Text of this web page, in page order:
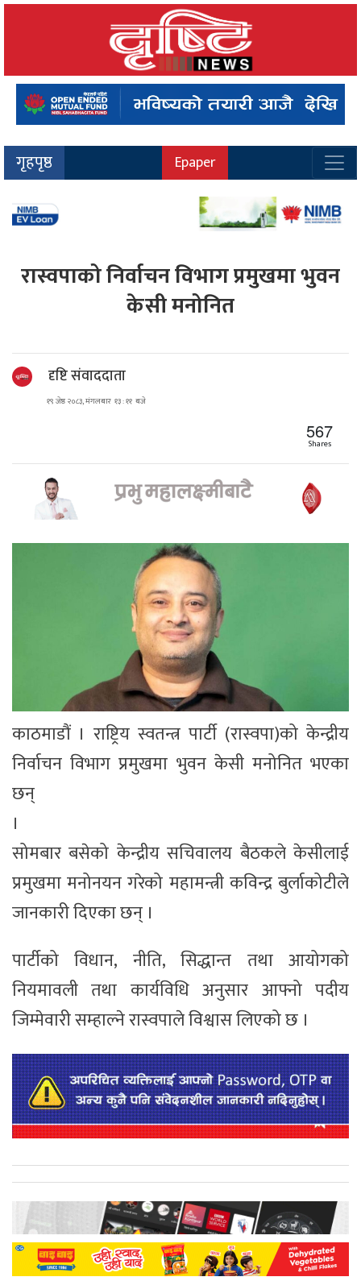
गृहपृष्ठ Epaper
रास्वपाको निर्वाचन विभाग प्रमुखमा भुवन
केसी मनोनित
दृष्टि संवाददाता
१९ जेष्ठ २०८३, मंगलबार १३ : ११ बजे
567
Shares
काठमाडौं । राष्ट्रिय स्वतन्त्र पार्टी (रास्वपा)को केन्द्रीय
निर्वाचन विभाग प्रमुखमा भुवन केसी मनोनित भएका
छन्
।
सोमबार बसेको केन्द्रीय सचिवालय बैठकले केसीलाई
प्रमुखमा मनोनयन गरेको महामन्त्री कविन्द्र बुर्लाकोटीले
जानकारी दिएका छन् ।
पार्टीको विधान, नीति, सिद्धान्त तथा आयोगको
नियमावली तथा कार्यविधि अनुसार आफ्नो पदीय
जिम्मेवारी सम्हाल्ने रास्वपाले विश्वास लिएको छ ।